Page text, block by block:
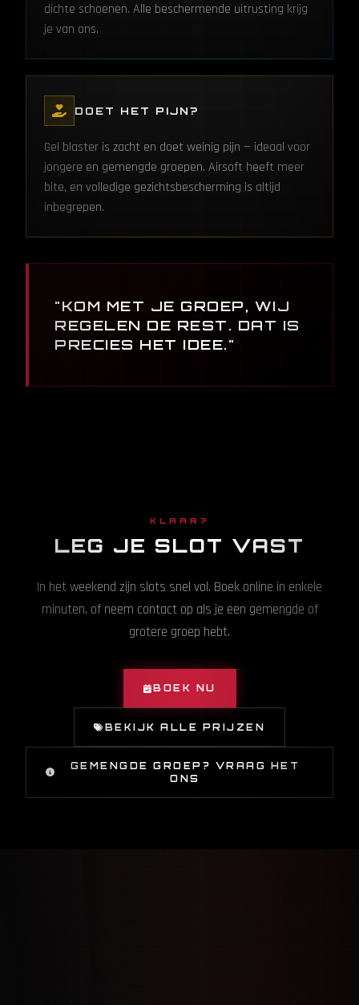
dichte schoenen. Alle beschermende uitrusting krijg
je van ons.
DOET HET PIJN?
Gel blaster is zacht en doet weinig pijn — ideaal voor
jongere en gemengde groepen. Airsoft heeft meer
bite, en volledige gezichtsbescherming is altijd
inbegrepen.
"KOM MET JE GROEP, WIJ
REGELEN DE REST. DAT IS
PRECIES HET IDEE."
KLAAR?
LEG JE SLOT VAST
In het weekend zijn slots snel vol. Boek online in enkele
minuten, of neem contact op als je een gemengde of
grotere groep hebt.
BOEK NU
BEKIJK ALLE PRIJZEN
GEMENGDE GROEP? VRAAG HET
ONS